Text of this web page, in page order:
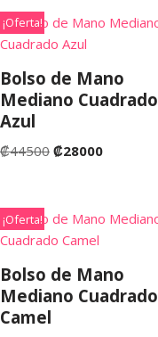
¡Oferta!
Bolso de Mano
Mediano Cuadrado
Azul
₡44500 ₡28000
¡Oferta!
Bolso de Mano
Mediano Cuadrado
Camel